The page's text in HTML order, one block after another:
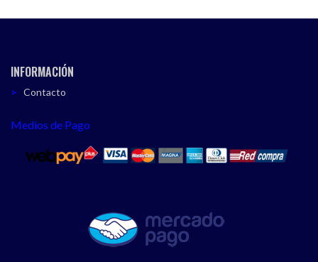
INFORMACIÓN
Contacto
Medios de Pago